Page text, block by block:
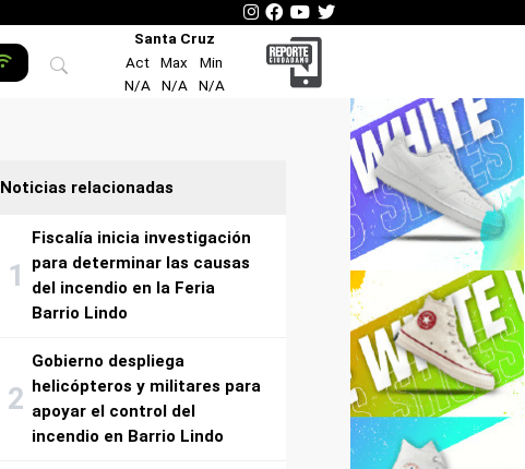
Santa Cruz
Act
Max
Min
N/A
N/A N/A
Noticias relacionadas
Fiscalía inicia investigación
para determinar las causas
del incendio en la Feria
Barrio Lindo
Gobierno despliega
helicópteros y militares para
apoyar el control del
incendio en Barrio Lindo